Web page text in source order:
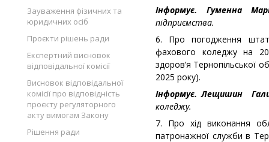
Зауваження фізичних та
юридичних осіб
Проєкти рішень ради
Експертний висновок
відповідальної комісії
Висновок відповідальної
комісії про відповідність
проєкту регуляторного
акту вимогам Закону
Рішення ради
Інформує. Гуменна
підприємства.
6. Про погодження
фахового коледжу на
здоров’я Тернопільської
2025 року).
Інформує. Лещишин
коледжу.
7. Про хід виконання
патронажної служби в